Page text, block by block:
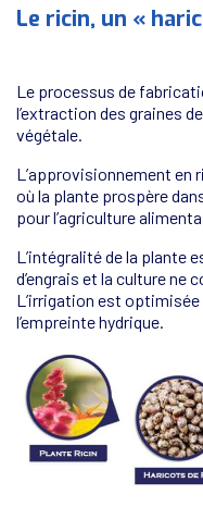
Le ricin, un «
Le processus de
l’extraction des graines
végétale.
L’approvisionnement en
où la plante prospère
pour l’agriculture
L’intégralité de la plante
d’engrais et la culture ne
L’irrigation est
l’empreinte hydrique.